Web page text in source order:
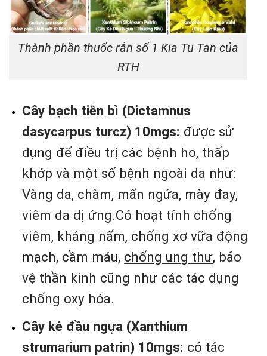
Thành phần thuốc rắn số 1 Kia Tu Tan của
RTH
Cây bạch tiễn bì (Dictamnus
dasycarpus turcz) 10mgs: được sử
dụng để điều trị các bệnh ho, thấp
khớp và một số bệnh ngoài da như:
Vàng da, chàm, mẩn ngứa, mày đay,
viêm da dị ứng.Có hoạt tính chống
viêm, kháng nấm, chống xơ vữa động
mạch, cầm máu, chống ung thư, bảo
vệ thần kinh cũng như các tác dụng
chống oxy hóa.
Cây ké đầu ngựa (Xanthium
strumarium patrin) 10mgs: có tác